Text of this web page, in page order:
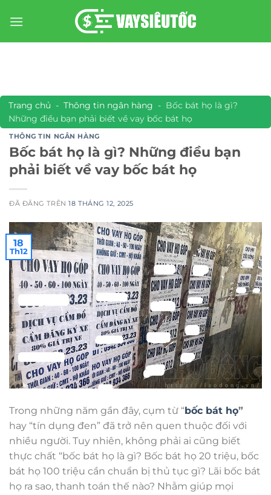
đến
Trang chủ - Thông tin ngân hàng - Bốc bát họ là gì?
Những điều bạn phải biết về vay bốc bát họ
THÔNG TIN NGÂN HÀNG
Bốc bát họ là gì? Những điều bạn
phải biết về vay bốc bát họ
ĐÃ ĐĂNG TRÊN18 THÁNG 12, 2025
18
Th12
Trong những năm gần đây, cụm từ “bốc bát họ”
hay “tín dụng đen” đã trở nên quen thuộc đối với
nhiều người. Tuy nhiên, không phải ai cũng biết
thực chất “bốc bát họ là gì? Bốc bát họ 20 triệu, bốc
bát họ 100 triệu cần chuẩn bị thủ tục gì? Lãi bốc bát
họ ra sao, thanh toán thế nào? Nhằm giúp mọi